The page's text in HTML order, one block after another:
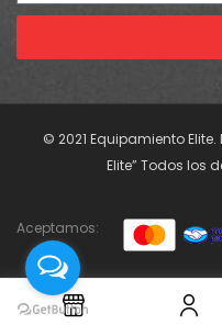
© 2021 Equipamiento
Elite” Todos
Aceptamos: